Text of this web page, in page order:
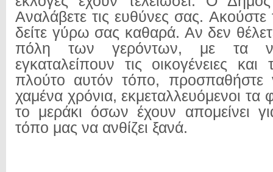
Αναλάβετε τις ευθύνες σας. Ακούστε
δείτε γύρω σας καθαρά. Αν δεν
πόλη των γερόντων, με τα
εγκαταλείπουν τις οικογένειες
πλούτο αυτόν τόπο, προσπαθήστε
χαμένα χρόνια, εκμεταλλευόμενοι τα
το μεράκι όσων έχουν απομείνει
τόπο μας να ανθίζει ξανά.